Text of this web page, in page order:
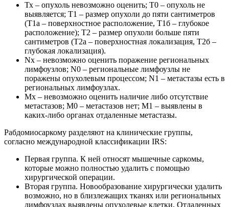
Тх – опухоль невозможно оценить; Т0 – опухоль не
выявляется; Т1 – размер опухоли до пяти сантиметров
(Т1а – поверхностное расположение, Т1б – глубокое
расположение); Т2 – размер опухоли больше пяти
сантиметров (Т2а – поверхностная локализация, Т2б –
глубокая локализация).
Nx – невозможно оценить поражение региональных
лимфоузлов; N0 – региональные лимфоузлы не
поражены опухолевым процессом; N1 – метастазы есть в
региональных лимфоузлах.
Мх – невозможно оценить наличие либо отсутствие
метастазов; М0 – метастазов нет; М1 – выявлены в
каких-либо органах отдаленные метастазы.
Рабдомиосаркому разделяют на клинические группы,
согласно международной классификации IRS:
Первая группа. К ней относят мышечные саркомы,
которые можно полностью удалить с помощью
хирургической операции.
Вторая группа. Новообразование хирургически удалить
возможно, но в близлежащих тканях или региональных
лимфоузлах выявлены опухолевые клетки. Отдаленных